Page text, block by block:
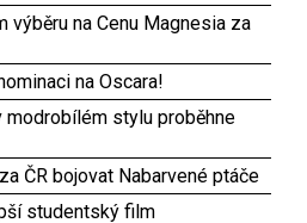
výběru na Cenu Magnesia za
na Oscara!
modrobílém stylu proběhne
ČR bojovat Nabarvené ptáče
studentský film